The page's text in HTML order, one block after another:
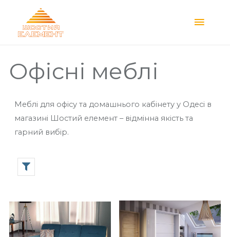
Main
Офісні меблі
Меблі для офісу та домашнього кабінету у Одесі в
магазині Шостий елемент – відмінна якість та
гарний вибір.